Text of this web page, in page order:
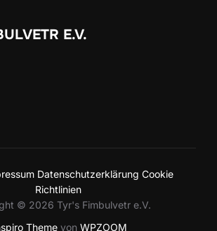
E.V.
Datenschutzerklärung Cookie
Richtlinien
© 2026 Tyr's Fimbulvetr e.V.
Theme von WPZOOM